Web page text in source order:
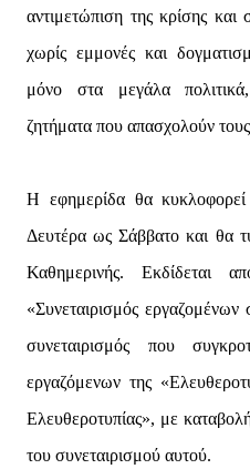
αντιμετώπιση της κρίσης
χωρίς εμμονές και
μόνο στα μεγάλα
ζητήματα που απασχολούν
Η εφημερίδα θα
Δευτέρα ως Σάββατο και θα
Καθημερινής. Εκδίδεται
«Συνεταιρισμός εργαζομένων
συνεταιρισμός που
εργαζόμενων της
Ελευθεροτυπίας», με
του συνεταιρισμού αυτού.